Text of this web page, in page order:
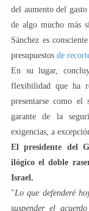
del aumento del
de algo mucho más
Sánchez es
presupuestos de
En su lugar,
flexibilidad que ha
presentarse como
garante de la
exigencias, a
El presidente del
ilógico el doble
Israel.
"Lo que defenderé
suspender el